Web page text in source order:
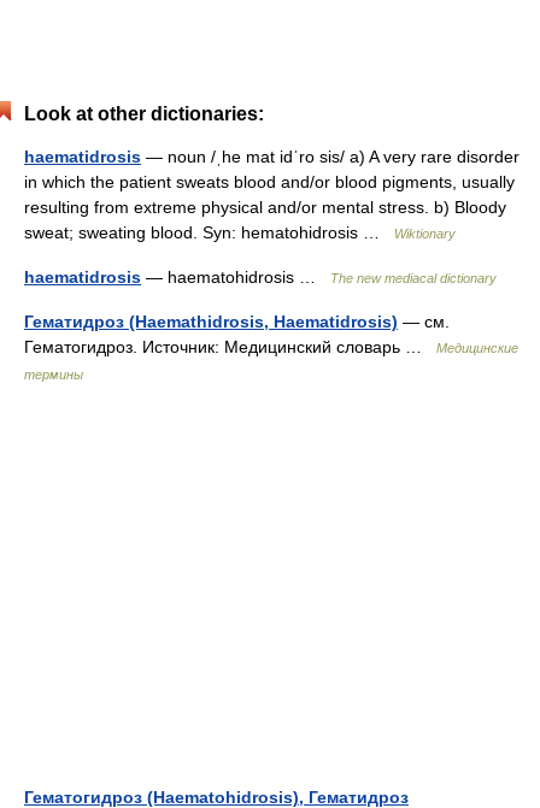
Look at other dictionaries:
haematidrosis — noun /ˌhe mat idˈro sis/ a) A very rare disorder
in which the patient sweats blood and/or blood pigments, usually
resulting from extreme physical and/or mental stress. b) Bloody
sweat; sweating blood. Syn: hematohidrosis …
Wiktionary
haematidrosis — haematohidrosis … The new mediacal dictionary
Гематидроз (Haemathidrosis, Haematidrosis) — см.
Гематогидроз. Источник: Медицинский словарь …
Медицинские
термины
Гематогидроз (Haematohidrosis), Гематидроз